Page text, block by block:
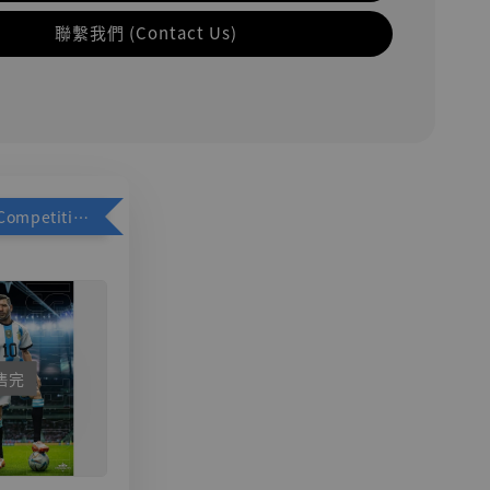
聯繫我們 (Contact Us)
加購優惠【Competitive Toys 梅西 [CM001]】
完